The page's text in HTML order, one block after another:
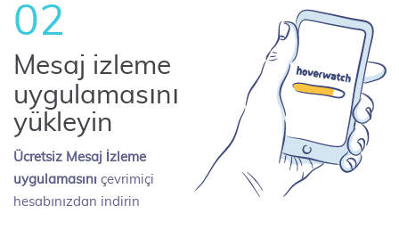
02
Mesaj izleme
uygulamasını
yükleyin
Ücretsiz Mesaj İzleme
uygulamasını çevrimiçi
hesabınızdan indirin